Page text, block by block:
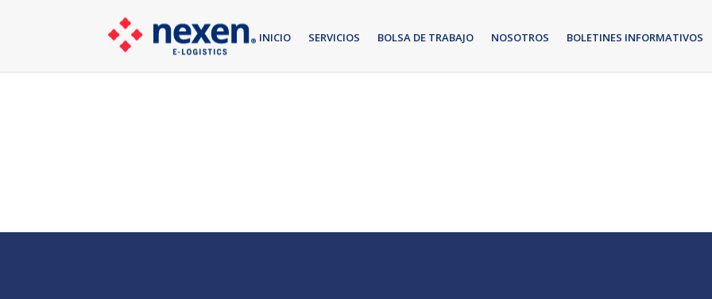
INICIO SERVICIOS BOLSA DE TRABAJO NOSOTROS BOLETINES INFORMATIVOS